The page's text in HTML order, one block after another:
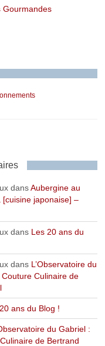
Gourmandes
dansAubergine au
[cuisine japonaise] –
dans Les 20 ans du
dans L’Observatoire du
Culinaire de
ans du Blog !
du Gabriel :
de Bertrand